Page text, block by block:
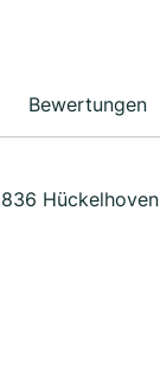
Bewertungen
Hückelhoven